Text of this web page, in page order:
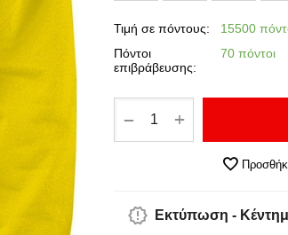
Τιμή σε πόντους:
15500
Πόντοι
επιβράβευσης:
70 πόντοι
+
−
Εκτύπωση -